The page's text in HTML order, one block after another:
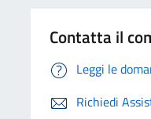
Contatta il
Leggi le
Richiedi